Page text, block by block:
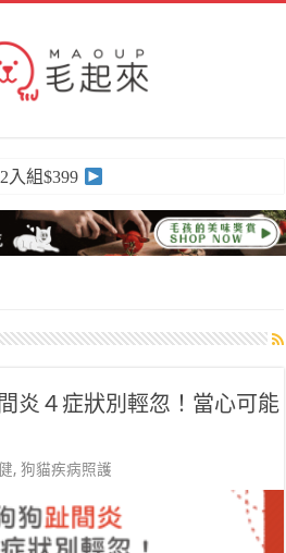
入組$399
炎４症狀別輕忽！當心可能
,狗貓疾病照護